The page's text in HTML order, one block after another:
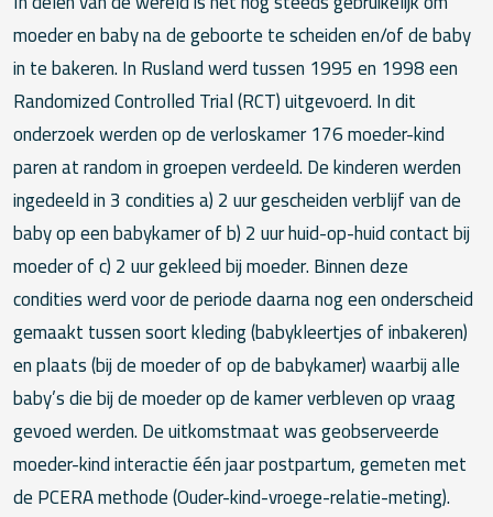
moeder en baby na de geboorte te scheiden en/of de baby
in te bakeren. In Rusland werd tussen 1995 en 1998 een
Randomized Controlled Trial (RCT) uitgevoerd. In dit
onderzoek werden op de verloskamer 176 moeder-kind
paren at random in groepen verdeeld. De kinderen werden
ingedeeld in 3 condities a) 2 uur gescheiden verblijf van de
baby op een babykamer of b) 2 uur huid-op-huid contact bij
moeder of c) 2 uur gekleed bij moeder. Binnen deze
condities werd voor de periode daarna nog een onderscheid
gemaakt tussen soort kleding (babykleertjes of inbakeren)
en plaats (bij de moeder of op de babykamer) waarbij alle
baby’s die bij de moeder op de kamer verbleven op vraag
gevoed werden. De uitkomstmaat was geobserveerde
moeder-kind interactie één jaar postpartum, gemeten met
de PCERA methode (Ouder-kind-vroege-relatie-meting).